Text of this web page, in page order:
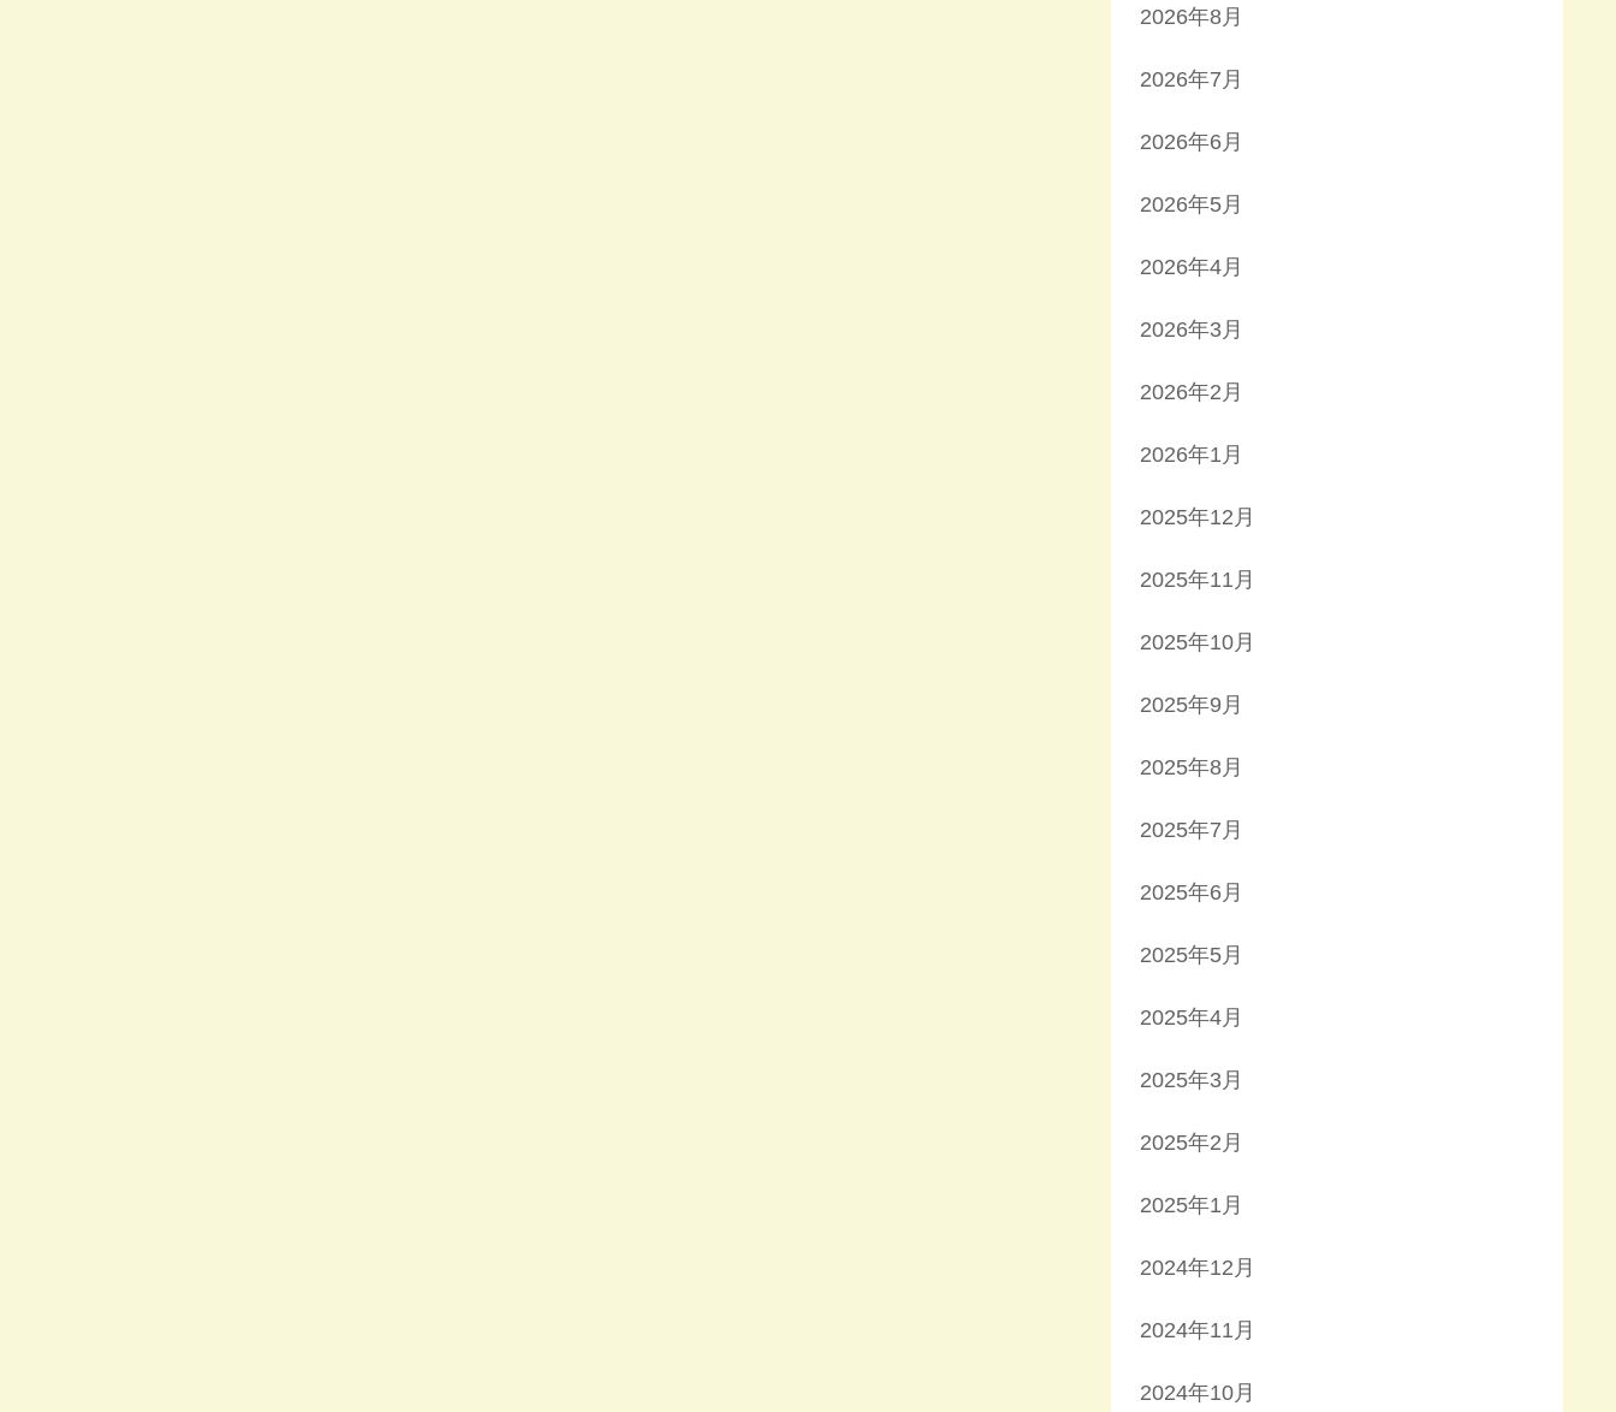
2026年8月
2026年7月
2026年6月
2026年5月
2026年4月
2026年3月
2026年2月
2026年1月
2025年12月
2025年11月
2025年10月
2025年9月
2025年8月
2025年7月
2025年6月
2025年5月
2025年4月
2025年3月
2025年2月
2025年1月
2024年12月
2024年11月
2024年10月